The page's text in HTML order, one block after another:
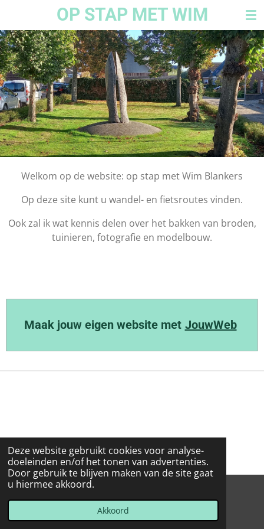
Deze website gebruikt cookies voor analyse-
doeleinden en/of het tonen van advertenties.
Door gebruik te blijven maken van de site gaat
u hiermee akkoord.
Akkoord
naar
de
hoofdinhoud
OP STAP MET WIM
Welkom op de website: op stap met Wim Blankers
Op deze site kunt u wandel- en fietsroutes vinden.
Ook zal ik wat kennis delen over het bakken van broden,
tuinieren, fotografie en modelbouw.
Maak jouw eigen website met JouwWeb